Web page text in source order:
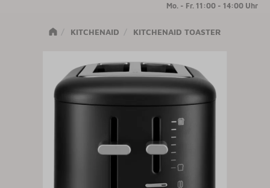
Mo. - Fr. 11:00 - 14:00 Uhr
KITCHENAID KITCHENAID TOASTER